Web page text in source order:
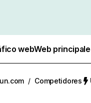
webWeb
/ Competidores